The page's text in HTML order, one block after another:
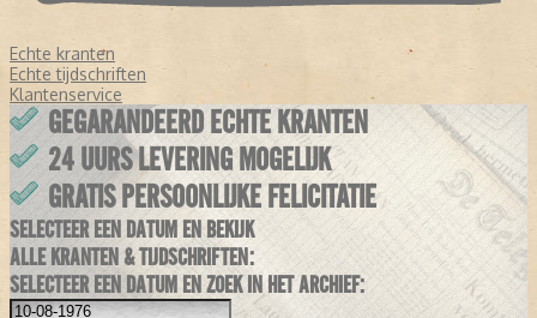
Echte kranten
Echte tijdschriften
Klantenservice
GEGARANDEERD ECHTE KRANTEN
24 UURS LEVERING MOGELIJK
GRATIS PERSOONLIJKE FELICITATIE
SELECTEER EEN DATUM EN BEKIJK
ALLE KRANTEN & TIJDSCHRIFTEN:
SELECTEER EEN DATUM EN ZOEK IN HET ARCHIEF: